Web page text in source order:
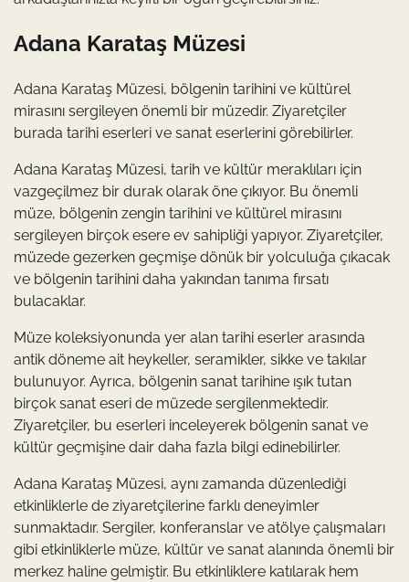
Adana Karataş Müzesi
Adana Karataş Müzesi, bölgenin tarihini ve kültürel
mirasını sergileyen önemli bir müzedir. Ziyaretçiler
burada tarihi eserleri ve sanat eserlerini görebilirler.
Adana Karataş Müzesi, tarih ve kültür meraklıları için
vazgeçilmez bir durak olarak öne çıkıyor. Bu önemli
müze, bölgenin zengin tarihini ve kültürel mirasını
sergileyen birçok esere ev sahipliği yapıyor. Ziyaretçiler,
müzede gezerken geçmişe dönük bir yolculuğa çıkacak
ve bölgenin tarihini daha yakından tanıma fırsatı
bulacaklar.
Müze koleksiyonunda yer alan tarihi eserler arasında
antik döneme ait heykeller, seramikler, sikke ve takılar
bulunuyor. Ayrıca, bölgenin sanat tarihine ışık tutan
birçok sanat eseri de müzede sergilenmektedir.
Ziyaretçiler, bu eserleri inceleyerek bölgenin sanat ve
kültür geçmişine dair daha fazla bilgi edinebilirler.
Adana Karataş Müzesi, aynı zamanda düzenlediği
etkinliklerle de ziyaretçilerine farklı deneyimler
sunmaktadır. Sergiler, konferanslar ve atölye çalışmaları
gibi etkinliklerle müze, kültür ve sanat alanında önemli bir
merkez haline gelmiştir. Bu etkinliklere katılarak hem